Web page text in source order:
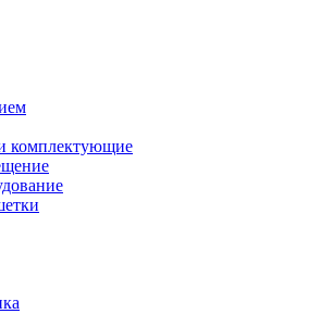
комплектующие